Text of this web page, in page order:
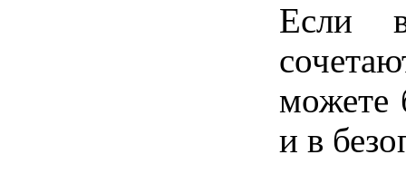
Если
можете
и в